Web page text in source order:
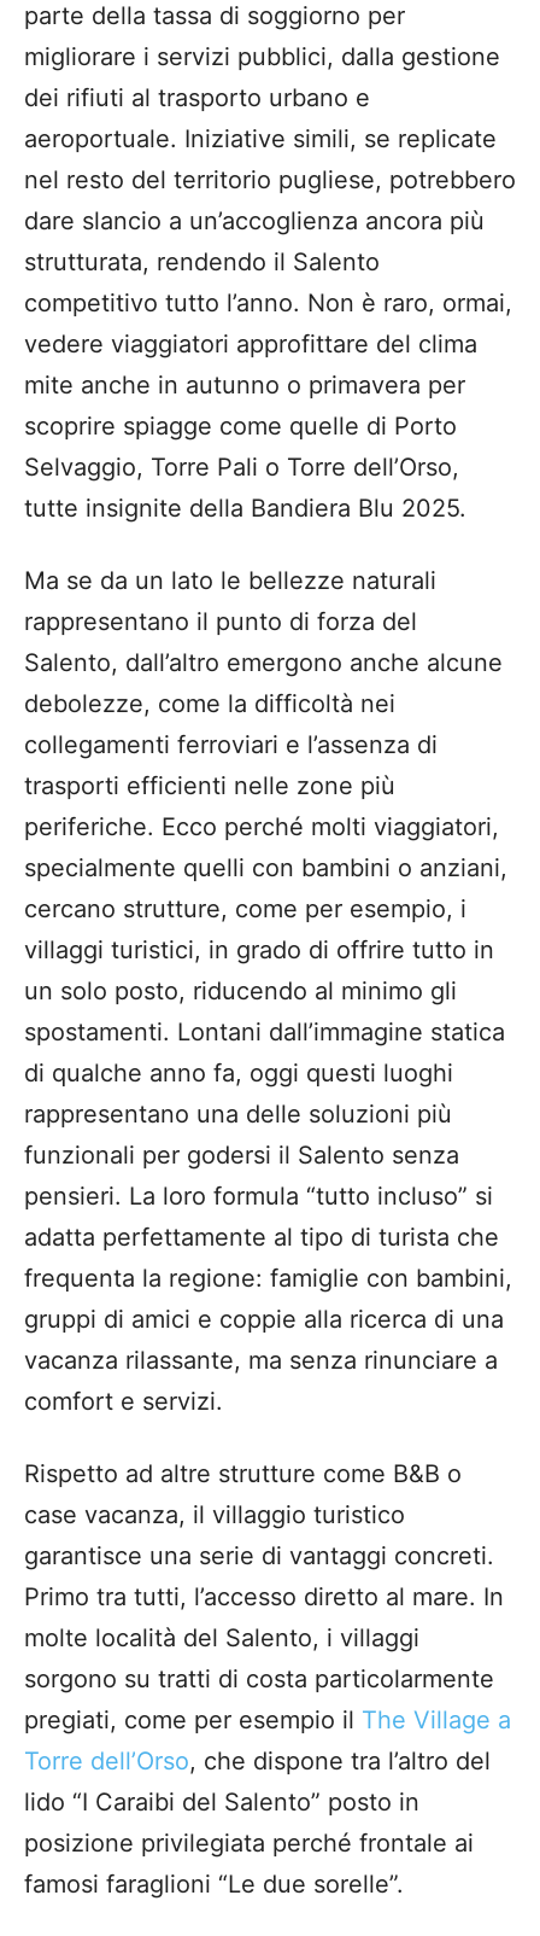
parte della tassa di soggiorno per
migliorare i servizi pubblici, dalla gestione
dei rifiuti al trasporto urbano e
aeroportuale. Iniziative simili, se replicate
nel resto del territorio pugliese, potrebbero
dare slancio a un’accoglienza ancora più
strutturata, rendendo il Salento
competitivo tutto l’anno. Non è raro, ormai,
vedere viaggiatori approfittare del clima
mite anche in autunno o primavera per
scoprire spiagge come quelle di Porto
Selvaggio, Torre Pali o Torre dell’Orso,
tutte insignite della Bandiera Blu 2025.
Ma se da un lato le bellezze naturali
rappresentano il punto di forza del
Salento, dall’altro emergono anche alcune
debolezze, come la difficoltà nei
collegamenti ferroviari e l’assenza di
trasporti efficienti nelle zone più
periferiche. Ecco perché molti viaggiatori,
specialmente quelli con bambini o anziani,
cercano strutture, come per esempio, i
villaggi turistici, in grado di offrire tutto in
un solo posto, riducendo al minimo gli
spostamenti. Lontani dall’immagine statica
di qualche anno fa, oggi questi luoghi
rappresentano una delle soluzioni più
funzionali per godersi il Salento senza
pensieri. La loro formula “tutto incluso” si
adatta perfettamente al tipo di turista che
frequenta la regione: famiglie con bambini,
gruppi di amici e coppie alla ricerca di una
vacanza rilassante, ma senza rinunciare a
comfort e servizi.
Rispetto ad altre strutture come B&B o
case vacanza, il villaggio turistico
garantisce una serie di vantaggi concreti.
Primo tra tutti, l’accesso diretto al mare. In
molte località del Salento, i villaggi
sorgono su tratti di costa particolarmente
pregiati, come per esempio il The Village a
Torre dell’Orso, che dispone tra l’altro del
lido “I Caraibi del Salento” posto in
posizione privilegiata perché frontale ai
famosi faraglioni “Le due sorelle”.